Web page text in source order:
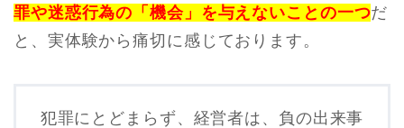
罪や迷惑行為の「機会」を与えないことの一つだ
と、実体験から痛切に感じております。
犯罪にとどまらず、経営者は、負の出来事